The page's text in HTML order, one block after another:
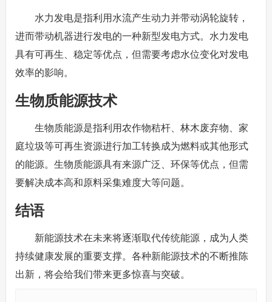
水力发电是指利用水流产生动力并带动涡轮旋转，
进而带动机器进行发电的一种新型发电方式。水力发电
具有可再生、稳定等优点，但需要考虑水位变化对发电
效率的影响。
生物质能源技术
生物质能源是指利用农作物秸杆、林木废弃物、家
庭垃圾等可再生资源进行加工转换成为燃料或其他形式
的能源。生物质能源具有来源广泛、环保等优点，但需
要解决成本高和原料采集难度大等问题。
结语
新能源技术在未来将逐渐取代传统能源，成为人类
持续健康发展的重要支撑。各种新能源技术的不断推陈
出新，将会给我们带来更多惊喜与突破。